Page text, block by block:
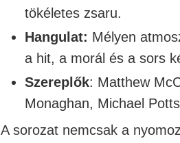
tökéletes zsaru.
Hangulat: Mélyen
a hit, a morál és a sors
Szereplők: Matthew
Monaghan, Michael
A sorozat nemcsak a